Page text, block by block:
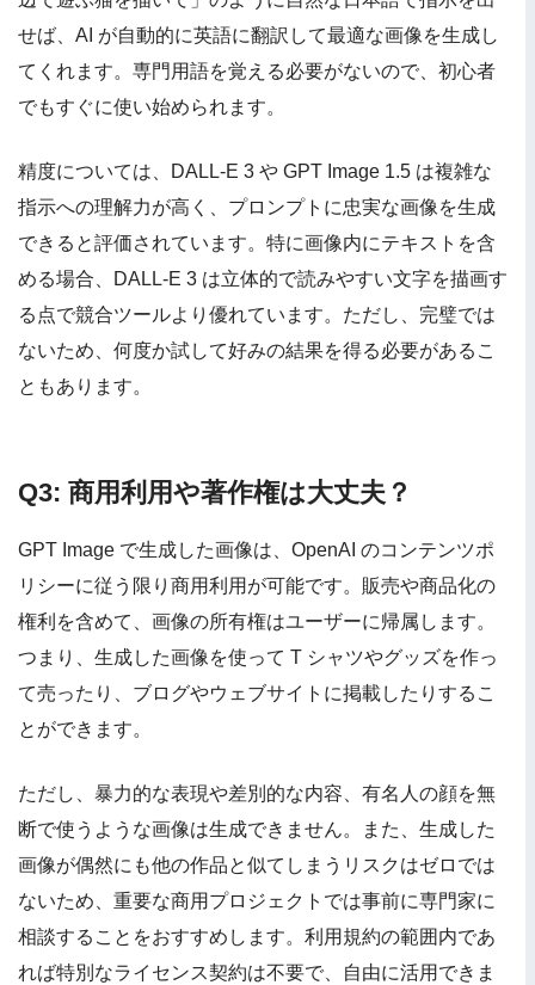
せば、AI が自動的に英語に翻訳して最適な画像を生成し
てくれます。専門用語を覚える必要がないので、初心者
でもすぐに使い始められます。
精度については、DALL-E 3 や GPT Image 1.5 は複雑な
指示への理解力が高く、プロンプトに忠実な画像を生成
できると評価されています。特に画像内にテキストを含
める場合、DALL-E 3 は立体的で読みやすい文字を描画す
る点で競合ツールより優れています。ただし、完璧では
ないため、何度か試して好みの結果を得る必要があるこ
ともあります。
Q3: 商用利用や著作権は大丈夫？
GPT Image で生成した画像は、OpenAI のコンテンツポ
リシーに従う限り商用利用が可能です。販売や商品化の
権利を含めて、画像の所有権はユーザーに帰属します。
つまり、生成した画像を使って T シャツやグッズを作っ
て売ったり、ブログやウェブサイトに掲載したりするこ
とができます。
ただし、暴力的な表現や差別的な内容、有名人の顔を無
断で使うような画像は生成できません。また、生成した
画像が偶然にも他の作品と似てしまうリスクはゼロでは
ないため、重要な商用プロジェクトでは事前に専門家に
相談することをおすすめします。利用規約の範囲内であ
れば特別なライセンス契約は不要で、自由に活用できま